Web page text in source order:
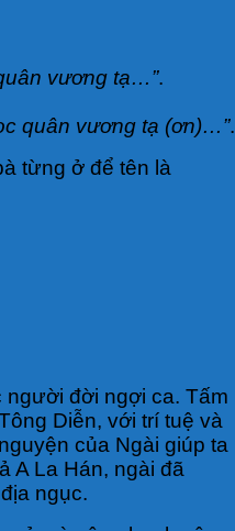
vương tạ…”.
quân vương tạ (ơn)…”.
từng ở để tên là
người đời ngợi ca. Tấm
Diễn, với trí tuệ và
của Ngài giúp ta
A La Hán, ngài đã
ngục.